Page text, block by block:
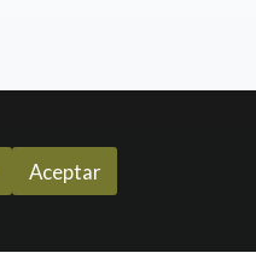
Aceptar